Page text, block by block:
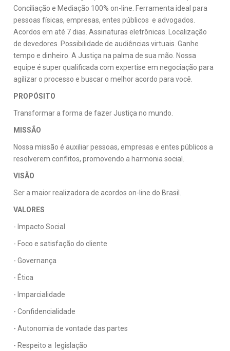
Conciliação e Mediação 100% on-line. Ferramenta ideal para
pessoas físicas, empresas, entes públicos e advogados.
Acordos em até 7 dias. Assinaturas eletrônicas. Localização
de devedores. Possibilidade de audiências virtuais. Ganhe
tempo e dinheiro. A Justiça na palma de sua mão. Nossa
equipe é super qualificada com expertise em negociação para
agilizar o processo e buscar o melhor acordo para você.
PROPÓSITO
Transformar a forma de fazer Justiça no mundo.
MISSÃO
Nossa missão é auxiliar pessoas, empresas e entes públicos a
resolverem conflitos, promovendo a harmonia social.
VISÃO
Ser a maior realizadora de acordos on-line do Brasil.
VALORES
- Impacto Social
- Foco e satisfação do cliente
- Governança
- Ética
- Imparcialidade
- Confidencialidade
- Autonomia de vontade das partes
- Respeito a legislação